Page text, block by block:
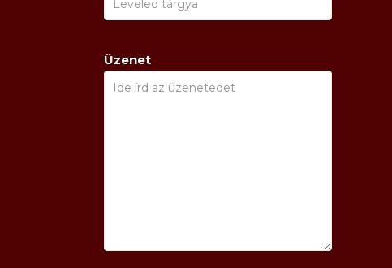
Üzenet